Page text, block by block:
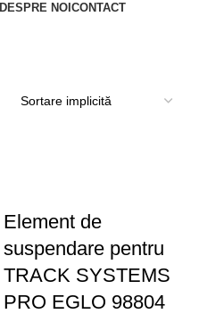
DESPRE NOI CONTACT
Element de
suspendare pentru
TRACK SYSTEMS
PRO EGLO 98804